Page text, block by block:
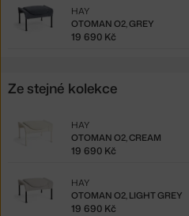
OTOMAN O2, GREY
HAY
19 690 Kč
Ze stejné kolekce
OTOMAN O2, CREAM
HAY
19 690 Kč
OTOMAN O2, LIGHT GREY
HAY
19 690 Kč